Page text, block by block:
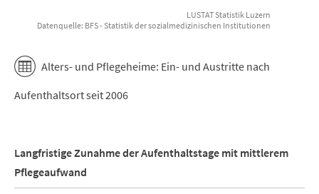
LUSTAT Statistik Luzern
Datenquelle: BFS - Statistik der sozialmedizinischen Institutionen
Alters- und Pflegeheime: Ein- und Austritte nach
Aufenthaltsort seit 2006
Langfristige Zunahme der Aufenthaltstage mit mittlerem
Pflegeaufwand